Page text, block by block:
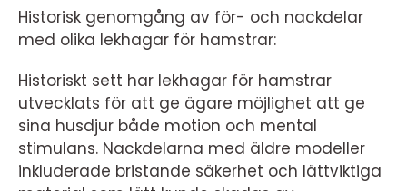
Historisk genomgång av för- och nackdelar
med olika lekhagar för hamstrar:
Historiskt sett har lekhagar för hamstrar
utvecklats för att ge ägare möjlighet att ge
sina husdjur både motion och mental
stimulans. Nackdelarna med äldre modeller
inkluderade bristande säkerhet och lättviktiga